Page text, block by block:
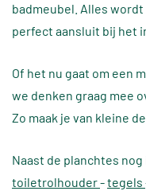
badmeubel. Alles
perfect aansluit bij het
Of het nu gaat om een
we denken graag mee
Zo maak je van kleine
Naast de planchtes
toiletrolhouder-tegels